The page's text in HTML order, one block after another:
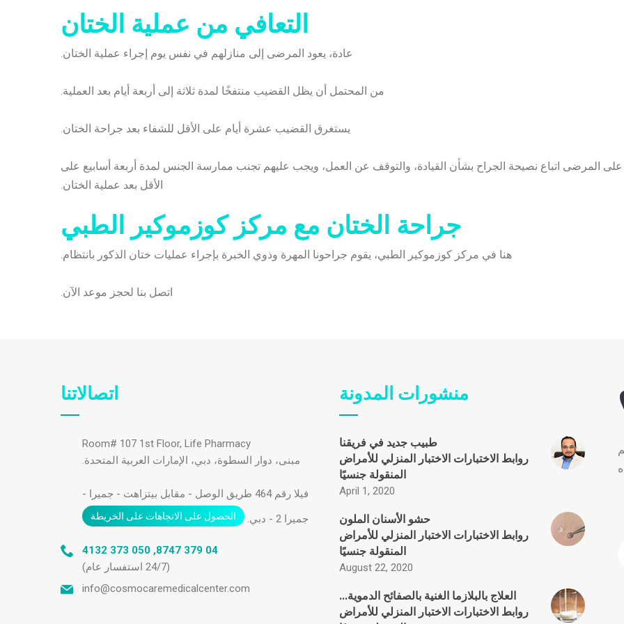
التعافي من عملية الختان
عادة، يعود المرضى إلى منازلهم في نفس يوم إجراء عملية الختان.
من المحتمل أن يظل القضيب منتفخًا لمدة ثلاثة إلى أربعة أيام بعد العملية.
يستغرق القضيب عشرة أيام على الأقل للشفاء بعد جراحة الختان.
المرضى اتباع نصيحة الجراح بشأن القيادة، والتوقف عن العمل، ويجب عليهم تجنب ممارسة الجنس لمدة أربعة أسابيع على
الأقل بعد عملية الختان.
جراحة الختان مع مركز كوزموكير الطبي
هنا في مركز كوزموكير الطبي، يقوم جراحونا المهرة وذوي الخبرة بإجراء عمليات ختان الذكور بانتظام.
اتصل بنا لحجز موعد الآن.
منشورات المدونة
طبيب جديد في فريقنا
روابط الاختبارات الاختبار المنزلي للأمراض
المنقولة جنسيًا
April 1, 2020
حشو الأسنان الملون
روابط الاختبارات الاختبار المنزلي للأمراض
المنقولة جنسيًا
August 22, 2020
العلاج بالبلازما الغنية بالصفائح الدموية...
روابط الاختبارات الاختبار المنزلي للأمراض
اتصالاتنا
Room# 107 1st Floor, Life Pharmacy
مبنى، دوار السطوة، دبي، الإمارات العربية المتحدة.
فيلا رقم 464 طريق الوصل - مقابل بيتزاهت - جميرا -
جميرا 2 - دبي.
الحصول على الاتجاهات على الخريطة
04 379 8747
,
050 373 4132
(24/7 استفسار عام)
info@cosmocaremedicalcenter.com